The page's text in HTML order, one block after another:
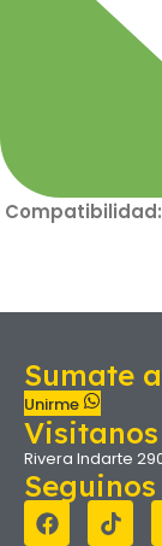
Compatibilidad:
Sumate
Unirme
Visitanos
Rivera Indarte
Seguinos